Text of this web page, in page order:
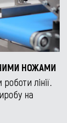
НОЖАМИ
лінії.
на